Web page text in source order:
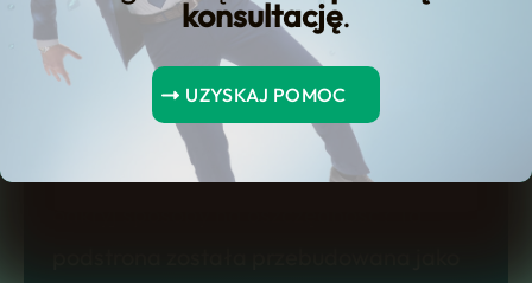
konsultację.
UZYSKAJ POMOC
sposoby na
oszczędność
Szukasz rozwiązania typu jak skutecznie
skorzystać z nadpłaty kredytowej?